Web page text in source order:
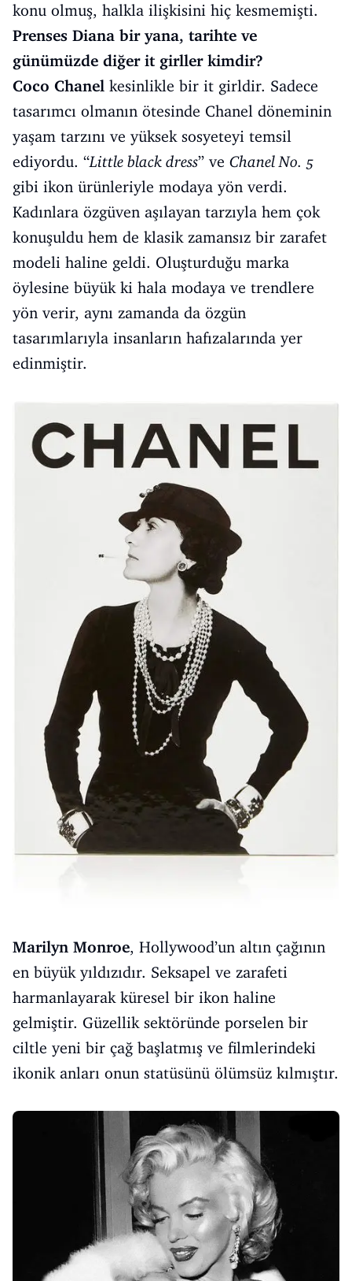
konu olmuş, halkla ilişkisini hiç kesmemişti.
Prenses Diana bir yana, tarihte ve
günümüzde diğer it girller kimdir?
Coco Chanel kesinlikle bir it girldir. Sadece
tasarımcı olmanın ötesinde Chanel döneminin
yaşam tarzını ve yüksek sosyeteyi temsil
ediyordu. “Little black dress” ve Chanel No. 5
gibi ikon ürünleriyle modaya yön verdi.
Kadınlara özgüven aşılayan tarzıyla hem çok
konuşuldu hem de klasik zamansız bir zarafet
modeli haline geldi. Oluşturduğu marka
öylesine büyük ki hala modaya ve trendlere
yön verir, aynı zamanda da özgün
tasarımlarıyla insanların hafızalarında yer
edinmiştir.
Marilyn Monroe, Hollywood’un altın çağının
en büyük yıldızıdır. Seksapel ve zarafeti
harmanlayarak küresel bir ikon haline
gelmiştir. Güzellik sektöründe porselen bir
ciltle yeni bir çağ başlatmış ve filmlerindeki
ikonik anları onun statüsünü ölümsüz kılmıştır.